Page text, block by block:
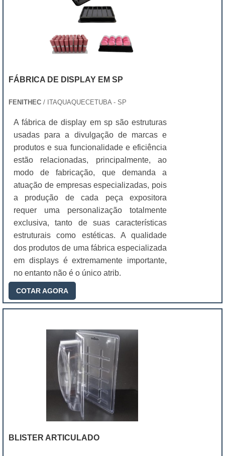
FÁBRICA DE DISPLAY EM SP
FENITHEC / ITAQUAQUECETUBA - SP
A fábrica de display em sp são estruturas
usadas para a divulgação de marcas e
produtos e sua funcionalidade e eficiência
estão relacionadas, principalmente, ao
modo de fabricação, que demanda a
atuação de empresas especializadas, pois
a produção de cada peça expositora
requer uma personalização totalmente
exclusiva, tanto de suas características
estruturais como estéticas. A qualidade
dos produtos de uma fábrica especializada
em displays é extremamente importante,
no entanto não é o único atrib.
COTAR AGORA
BLISTER ARTICULADO